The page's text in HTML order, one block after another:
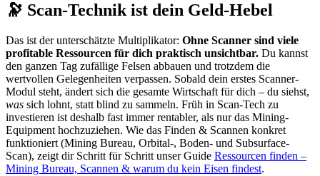
🔭 Scan-Technik ist dein Geld-Hebel
Das ist der unterschätzte Multiplikator: Ohne Scanner sind viele
profitable Ressourcen für dich praktisch unsichtbar. Du kannst
den ganzen Tag zufällige Felsen abbauen und trotzdem die
wertvollen Gelegenheiten verpassen. Sobald dein erstes Scanner-
Modul steht, ändert sich die gesamte Wirtschaft für dich – du siehst,
was sich lohnt, statt blind zu sammeln. Früh in Scan-Tech zu
investieren ist deshalb fast immer rentabler, als nur das Mining-
Equipment hochzuziehen. Wie das Finden & Scannen konkret
funktioniert (Mining Bureau, Orbital-, Boden- und Subsurface-
Scan), zeigt dir Schritt für Schritt unser Guide Ressourcen finden –
Mining Bureau, Scannen & warum du kein Eisen findest.